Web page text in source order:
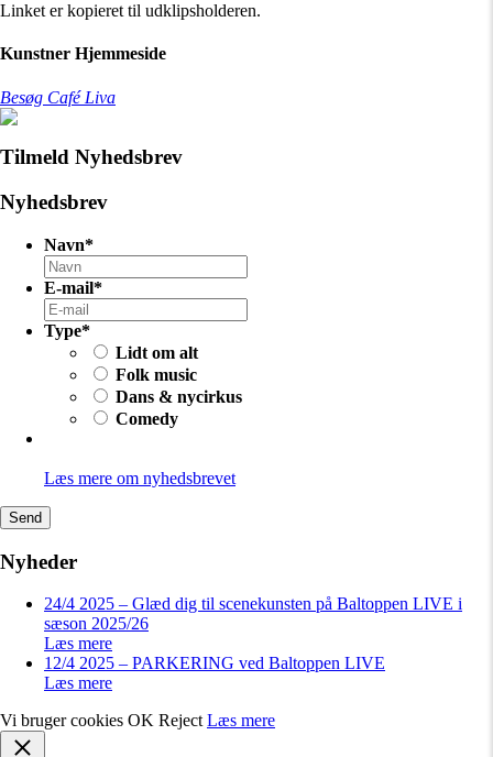
Linket er kopieret til udklipsholderen.
Kunstner Hjemmeside
Besøg Café Liva
Tilmeld Nyhedsbrev
Nyhedsbrev
Navn*
E-mail*
Type*
Lidt om alt
Folk music
Dans & nycirkus
Comedy
Læs mere om nyhedsbrevet
Nyheder
24/4 2025 – Glæd dig til scenekunsten på Baltoppen LIVE i
sæson 2025/26
Læs mere
12/4 2025 – PARKERING ved Baltoppen LIVE
Læs mere
Vi bruger cookies OK Reject Læs mere